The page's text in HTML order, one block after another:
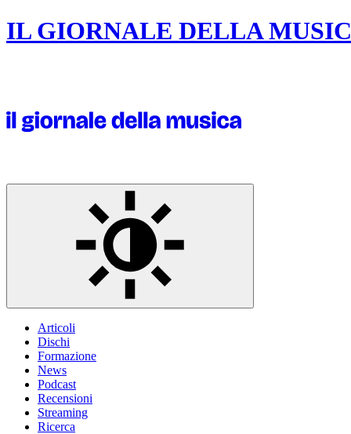
IL GIORNALE DELLA
Articoli
Dischi
Formazione
News
Podcast
Recensioni
Streaming
Ricerca